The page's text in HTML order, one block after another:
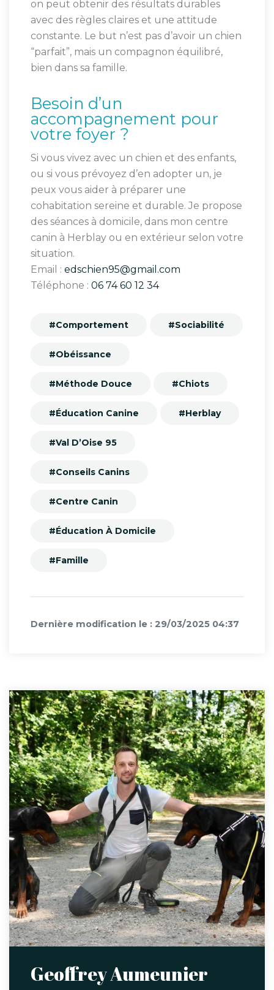
on peut obtenir des résultats durables
avec des règles claires et une attitude
constante. Le but n’est pas d’avoir un chien
“parfait”, mais un compagnon équilibré,
bien dans sa famille.
Besoin d’un
accompagnement pour
votre foyer ?
Si vous vivez avec un chien et des enfants,
ou si vous prévoyez d’en adopter un, je
peux vous aider à préparer une
cohabitation sereine et durable. Je propose
des séances à domicile, dans mon centre
canin à Herblay ou en extérieur selon votre
situation.
Email : edschien95@gmail.com
Téléphone : 06 74 60 12 34
#Comportement #Sociabilité
#Obéissance
#Méthode Douce #Chiots
#Éducation Canine #Herblay
#Val D’Oise 95
#Conseils Canins
#Centre Canin
#Éducation À Domicile
#Famille
Dernière modification le : 29/03/2025 04:37
Geoffrey Aumeunier